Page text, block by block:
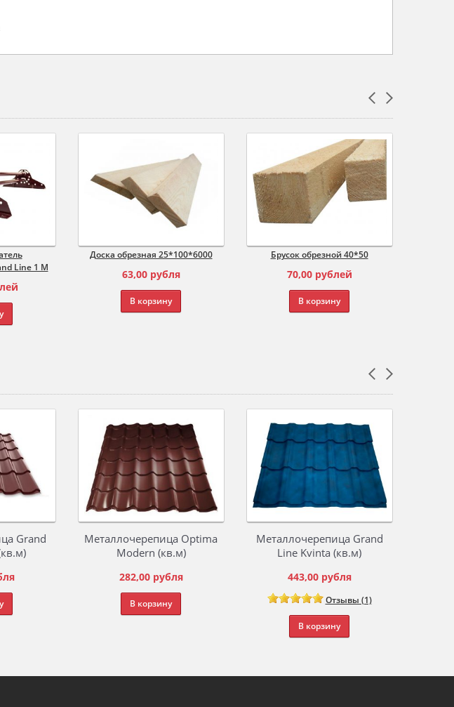
Line 1 М
Доска обрезная 25*100*6000
63,00 рубля
В корзину
Брусок обрезной 40*50
70,00 рублей
В корзину
Grand
Металлочерепица Optima
Modern (кв.м)
282,00 рубля
В корзину
Металлочерепица Grand
Line Kvinta (кв.м)
443,00 рубля
Отзывы (1)
В корзину